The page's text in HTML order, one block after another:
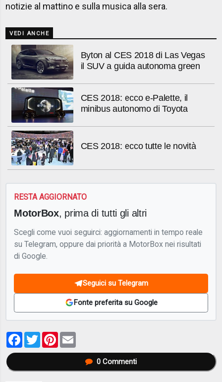
notizie al mattino e sulla musica alla sera.
VEDI ANCHE
Byton al CES 2018 di Las Vegas
il SUV a guida autonoma green
CES 2018: ecco e-Palette, il
minibus autonomo di Toyota
CES 2018: ecco tutte le novità
RESTA AGGIORNATO
MotorBox, prima di tutti gli altri
Scegli come vuoi seguirci: aggiornamenti in tempo reale
su Telegram, oppure dai priorità a MotorBox nei risultati
di Google.
Seguici su Telegram
Fonte preferita su Google
Facebook
TwitterPinterest
0Commenti